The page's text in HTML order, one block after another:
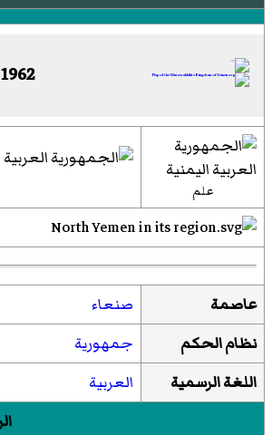
1962 – 1990
علم
عاصمة
صنعاء
نظام الحكم
جمهورية
اللغة الرسمية
العربية